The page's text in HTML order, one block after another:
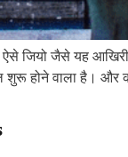
जैसे यह
शुरू होने वाला है।